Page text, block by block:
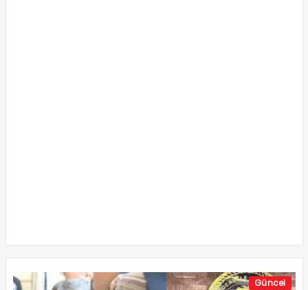
Güncel